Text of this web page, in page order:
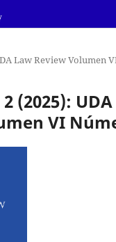
Law Review Volumen
(2025):
VI